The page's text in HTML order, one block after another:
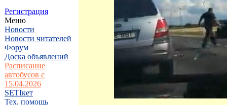
Регистрация
Меню
Новости
Новости читателей
Форум
Доска объявлений
Расписание
автобусов с
15.04.2026
SETIкет
Тех. помощь